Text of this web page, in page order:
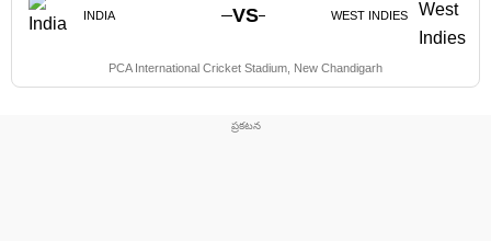
INDIA VS WEST INDIES
PCA International Cricket Stadium, New Chandigarh